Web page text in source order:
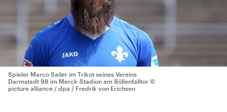
Spieler Marco Sailer im Trikot seines Vereins
Darmstadt 98 im Merck-Stadion am Böllenfalltor ©
picture alliance / dpa / Fredrik von Erichsen